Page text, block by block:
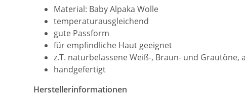
Material: Baby Alpaka Wolle
temperaturausgleichend
gute Passform
für empfindliche Haut geeignet
z.T. naturbelassene Weiß-, Braun- und Grautöne,
handgefertigt
Herstellerinformationen